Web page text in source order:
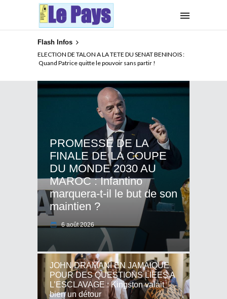
Flash Infos
ELECTION DE TALON A LA TETE DU SENAT BENINOIS :
Quand Patrice quitte le pouvoir sans partir !
PROMESSE DE LA
FINALE DE LA COUPE
DU MONDE 2030 AU
MAROC : Infantino
marquera-t-il le but de son
maintien ?
6 août 2026
JOHN DRAMANI EN JAMAIQUE
POUR DES QUESTIONS LIEES A
L’ESCLAVAGE : Kingston valait
bien un détour